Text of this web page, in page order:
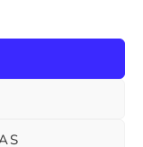
| REVISTA AMÍLCAR